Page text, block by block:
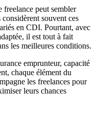
peut sembler
souvent ces
en CDI. Pourtant, avec
il est tout à fait
les meilleures conditions.
emprunteur, capacité
chaque élément du
les freelances pour
leurs chances